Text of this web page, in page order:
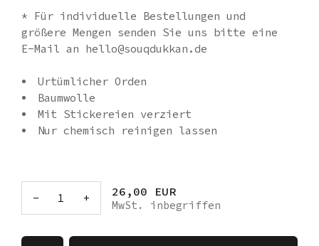
* Für individuelle Bestellungen und
größere Mengen senden Sie uns bitte eine
E-Mail an hello@souqdukkan.de
Urtümlicher Orden
Baumwolle
Mit Stickereien verziert
Nur chemisch reinigen lassen
- 1 + 26,00 EUR
MwSt. inbegriffen